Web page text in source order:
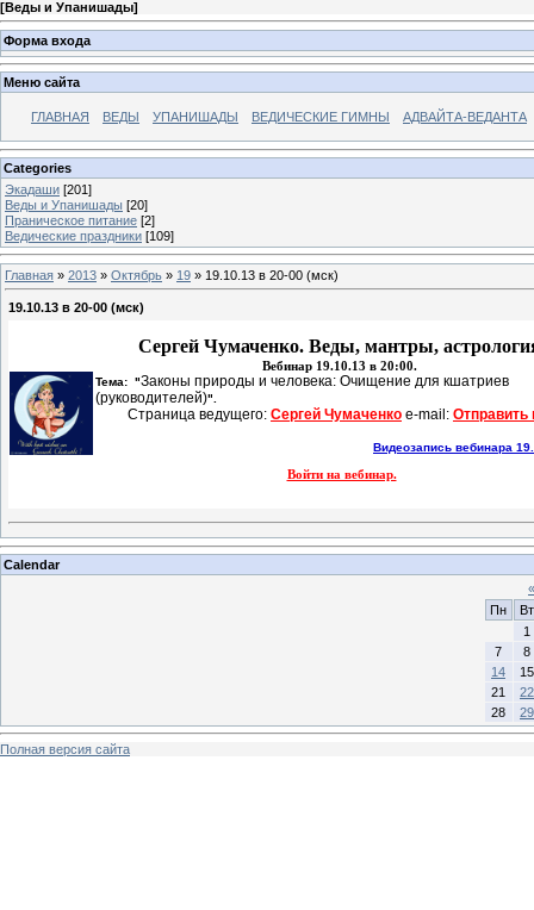
[Веды и Упанишады]
Форма входа
Меню сайта
ГЛАВНАЯ ВЕДЫ УПАНИШАДЫ ВЕДИЧЕСКИЕ ГИМНЫ АДВАЙТА-ВЕДАНТА
Categories
Экадаши [201]
Веды и Упанишады [20]
Праническое питание [2]
Ведические праздники [109]
Главная » 2013 » Октябрь » 19 » 19.10.13 в 20-00 (мск)
19.10.13 в 20-00 (мск)
Сергей Чумаченко. Веды, мантры,
Вебинар 19.10.13 в 20:00.
Тема: "Законы природы и человека: Очищение для кшатриев
(руководителей)".
Страница ведущего: Сергей Чумаченко e-mail: Отправить
Видеозапись вебинара
Войти на вебинар.
Calendar
«
Пн
Вт
1
7
8
14
15
21
22
28
29
Полная версия сайта